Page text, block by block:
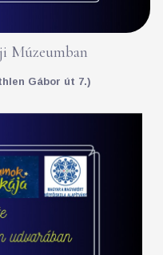
Múzeumban
Gábor út 7.)